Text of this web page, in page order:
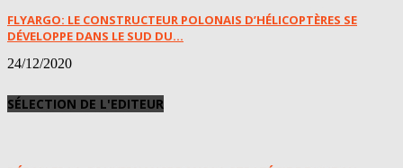
FLYARGO: LE CONSTRUCTEUR POLONAIS D’HÉLICOPTÈRES SE
DÉVELOPPE DANS LE SUD DU...
24/12/2020
SÉLECTION DE L'EDITEUR